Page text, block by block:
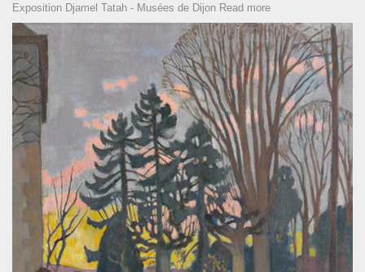
Exposition Djamel Tatah - Musées de Dijon Read more